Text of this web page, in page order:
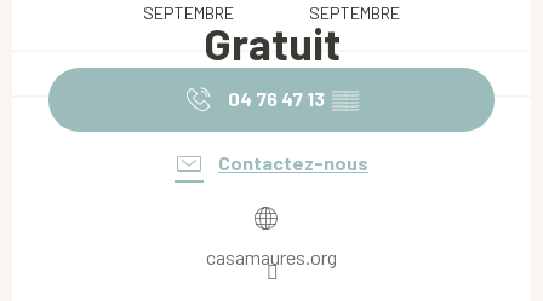
SEPTEMBRE SEPTEMBRE
Gratuit
04 76 47 13 ▒▒
Contactez-nous
casamaures.org